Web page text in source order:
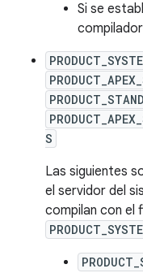
Si se
compilador
S
Las siguientes
el servidor del
compilan con el